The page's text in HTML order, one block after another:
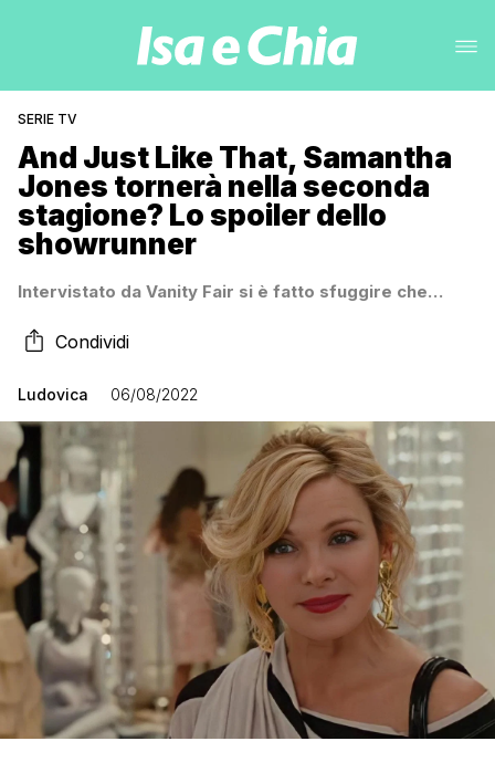
SERIE TV
And Just Like That, Samantha
Jones tornerà nella seconda
stagione? Lo spoiler dello
showrunner
Intervistato da Vanity Fair si è fatto sfuggire che…
Condividi
Ludovica 06/08/2022